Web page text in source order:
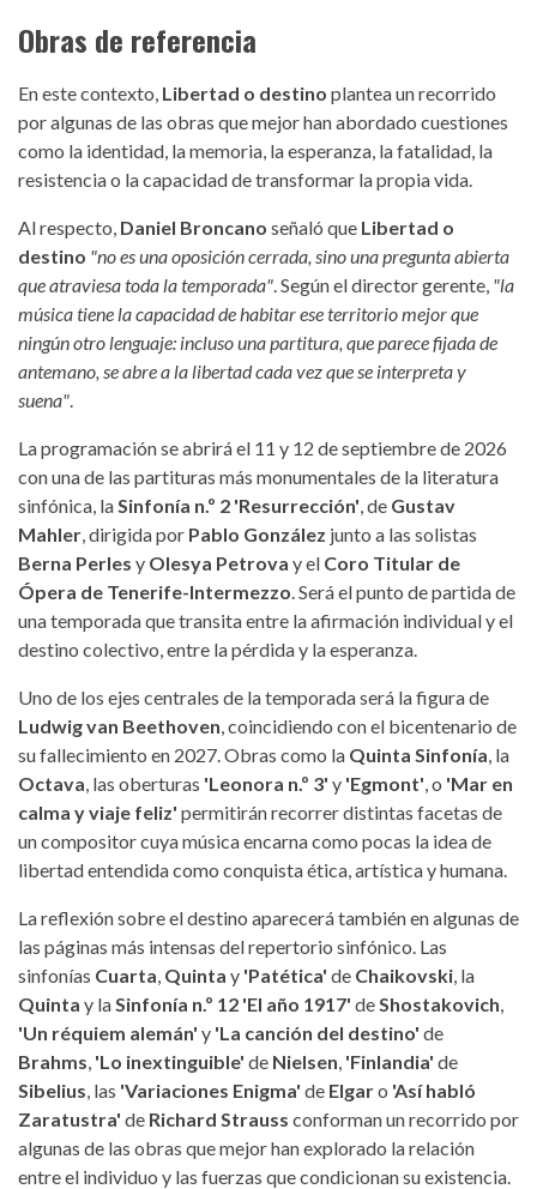
Obras de referencia
En este contexto, Libertad o destino plantea un recorrido
por algunas de las obras que mejor han abordado cuestiones
como la identidad, la memoria, la esperanza, la fatalidad, la
resistencia o la capacidad de transformar la propia vida.
Al respecto, Daniel Broncano señaló que Libertad o
destino "no es una oposición cerrada, sino una pregunta abierta
que atraviesa toda la temporada". Según el director gerente, "la
música tiene la capacidad de habitar ese territorio mejor que
ningún otro lenguaje: incluso una partitura, que parece fijada de
antemano, se abre a la libertad cada vez que se interpreta y
suena".
La programación se abrirá el 11 y 12 de septiembre de 2026
con una de las partituras más monumentales de la literatura
sinfónica, laSinfonía n.º 2 'Resurrección', de Gustav
Mahler, dirigida por Pablo González junto a las solistas
Berna Perles y Olesya Petrova y el Coro Titular de
Ópera de Tenerife-Intermezzo. Será el punto de partida de
una temporada que transita entre la afirmación individual y el
destino colectivo, entre la pérdida y la esperanza.
Uno de los ejes centrales de la temporada será la figura de
Ludwig van Beethoven, coincidiendo con el bicentenario de
su fallecimiento en 2027. Obras como la Quinta Sinfonía, la
Octava, las oberturas 'Leonora n.º 3' y 'Egmont', o 'Mar en
calma y viaje feliz' permitirán recorrer distintas facetas de
un compositor cuya música encarna como pocas la idea de
libertad entendida como conquista ética, artística y humana.
La reflexión sobre el destino aparecerá también en algunas de
las páginas más intensas del repertorio sinfónico. Las
sinfonías Cuarta, Quinta y 'Patética' de Chaikovski, la
Quinta y laSinfonía n.º 12 'El año 1917' deShostakovich,
'Un réquiem alemán' y 'La canción del destino' de
Brahms, 'Lo inextinguible' de Nielsen, 'Finlandia' de
Sibelius, las 'Variaciones Enigma' de Elgaro 'Así habló
Zaratustra' de Richard Strauss conforman un recorrido por
algunas de las obras que mejor han explorado la relación
entre el individuo y las fuerzas que condicionan su existencia.